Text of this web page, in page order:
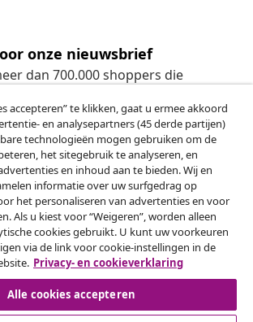
onze nieuwsbrief
dan 700.000 shoppers die
ontvangen.
de overeenkomst
je bestelling indienen
van de overeenkomst
accepteren” te klikken, gaat u ermee akkoord
en analysepartners (45 derde partijen)
technologieën mogen gebruiken om de
het sitegebruik te analyseren, en
en inhoud aan te bieden. Wij en
informatie over uw surfgedrag op
het personaliseren van advertenties en voor
Als u kiest voor “Weigeren”, worden alleen
cookies gebruikt. U kunt uw voorkeuren
via de link voor cookie-instellingen in de
Privacy- en cookieverklaring
Alle cookies accepteren